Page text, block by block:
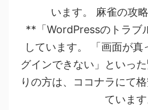
います。 麻雀の攻
**「WordPressのトラブ
しています。 「画面が真
グインできない」といっ
りの方は、ココナラにて
ています